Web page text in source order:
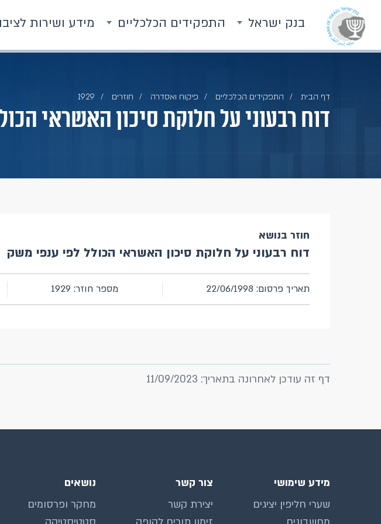
בנק ישראל התפקידים הכלכליים מידע ושירות
דף הבית התפקידים הכלכליים פיקוח ואסדרה חוזרים 1929
דוח רבעוני על חלוקת סיכון האשראי
חוזר בנושא
דוח רבעוני על חלוקת סיכון האשראי הכולל לפי ענפי משק
תאריך פרסום: 22/06/1998 מספר חוזר: 1929
דף זה עודכן לאחרונה בתאריך: 11/09/2023
מידע שימושי
שערי חליפין יציגים
צור קשר
יצירת קשר
נושאים
מחקר ופרסומים